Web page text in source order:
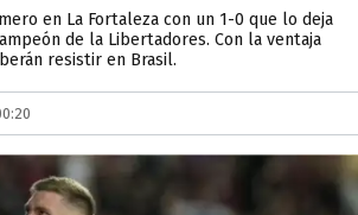
en La Fortaleza con un 1-0 que lo deja
de la Libertadores. Con la ventaja
resistir en Brasil.